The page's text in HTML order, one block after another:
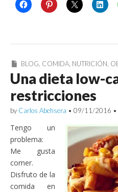
BLOG, COMIDA, NUTRICIÓN,
Una dieta low-
restricciones
by Carlos Abehsera • 09/11/2016 •
Tengo un
problema:
Me gusta
comer.
Disfruto de la
comida en